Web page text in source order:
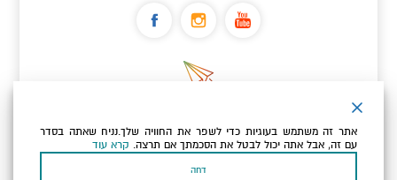
כתובת הדוא"ל שלך
אתר זה משתמש בעוגיות כדי לשפר את החוויה שלך.נניח שאתה בסדר
עם זה, אבל אתה יכול לבטל את הסכמתך אם תרצה. קרא עוד
דחה